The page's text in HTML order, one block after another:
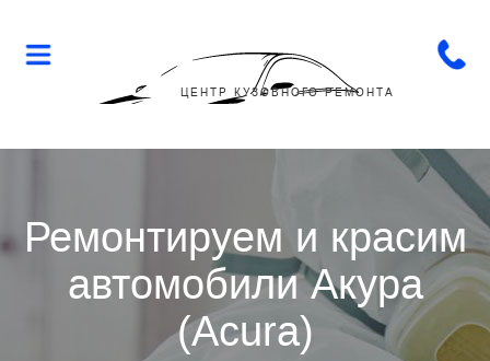
ЦЕНТР КУЗОВНОГО РЕМОНТА
Ремонтируем и красим
автомобили Акура
(Acura)